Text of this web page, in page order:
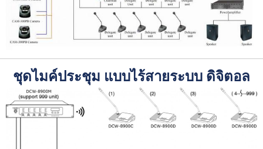
ชุดไมค์ประชุม แบบไร้สายระบบ ดิจิตอล